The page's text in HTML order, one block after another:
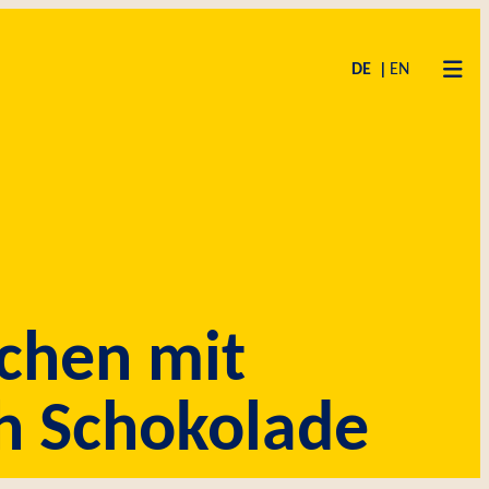
CODE OF CONDUCT
KUCHENMEISTER CAMPUS
LIEFERANTEN
DE EN
mit
Schokolade